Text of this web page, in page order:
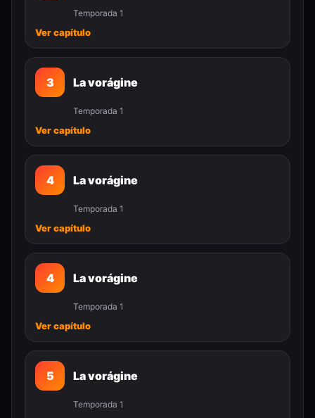
Temporada 1
Ver capítulo
3 La vorágine
Temporada 1
Ver capítulo
4 La vorágine
Temporada 1
Ver capítulo
4 La vorágine
Temporada 1
Ver capítulo
5 La vorágine
Temporada 1